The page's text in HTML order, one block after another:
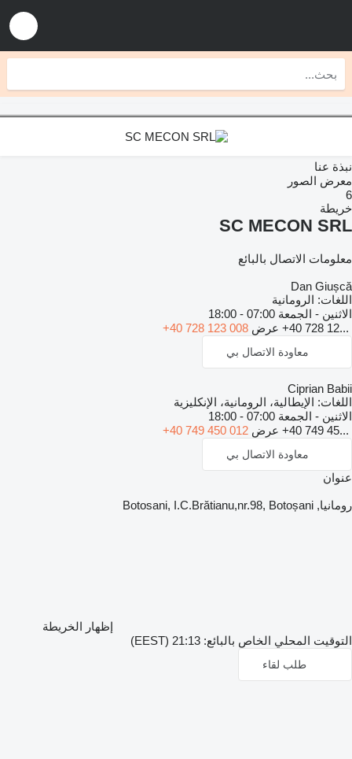
نبذة عنا
معرض الصور
6
خريطة
SC MECON SRL
معلومات الاتصال بالبائع
Dan Giușcă
اللغات: الرومانية
الاثنين - الجمعة 07:00 - 18:00
+40 728 12... عرض +40 728 123 008
معاودة الاتصال بي
Ciprian Babii
اللغات: الإيطالية، الرومانية، الإنكليزية
الاثنين - الجمعة 07:00 - 18:00
+40 749 45... عرض +40 749 450 012
معاودة الاتصال بي
عنوان
رومانيا, Botosani, I.C.Brătianu,nr.98, Botoșani
إظهار الخريطة
التوقيت المحلي الخاص بالبائع: 21:13 (EEST)
طلب لقاء